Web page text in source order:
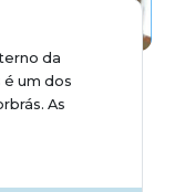
da
é um dos
As